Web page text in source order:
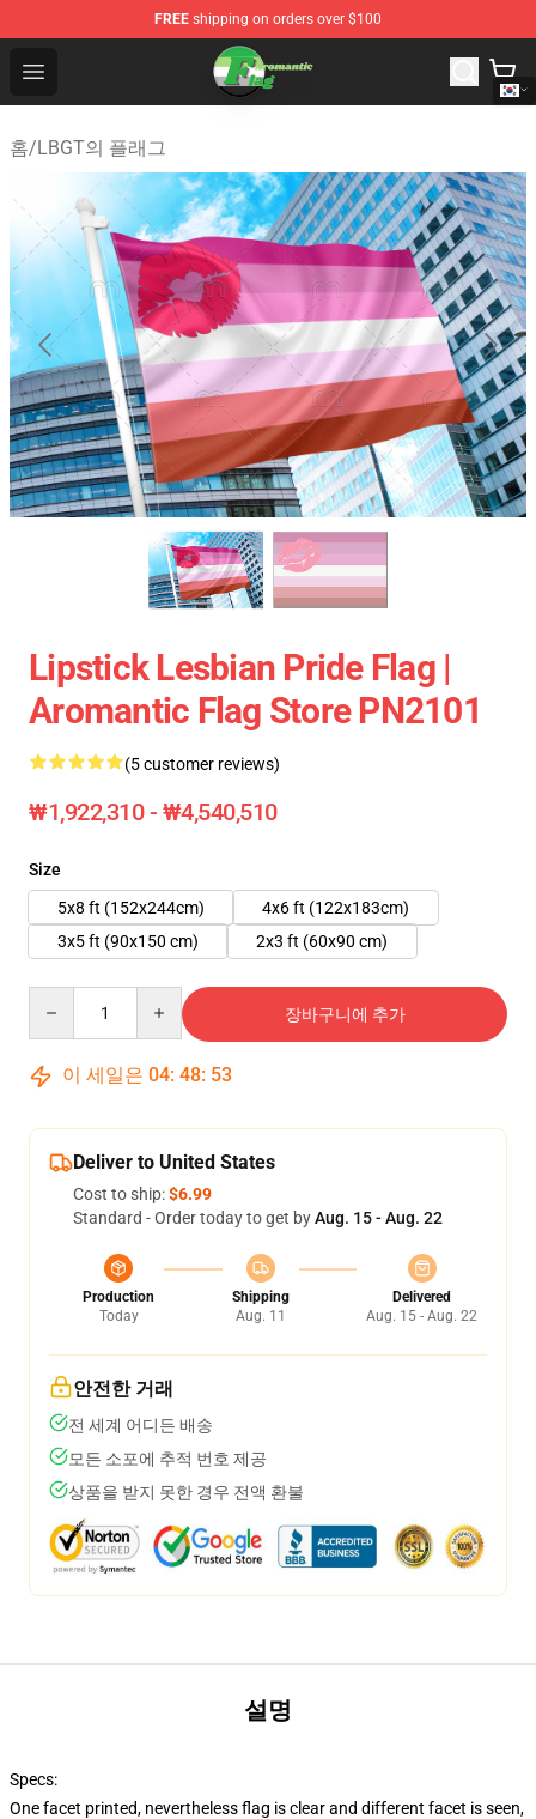
FREE shipping on orders over $100
Open menu
Aromantic Flag Shop - The Best Store of Aromantic Flag
홈/LBGT의 플래그
Lipstick Lesbian Pride Flag |
Aromantic Flag Store PN2101
(5 customer reviews)
₩1,922,310 - ₩4,540,510
Size
5x8 ft (152x244cm)
4x6 ft (122x183cm)
3x5 ft (90x150 cm)
2x3 ft (60x90 cm)
장바구니에 추가
이 세일은 04: 48: 53
Deliver to United States
Cost to ship:$6.99
Standard - Order today to get byAug. 15 - Aug. 22
Production
Today
Shipping
Aug. 11
Delivered
Aug. 15 - Aug. 22
안전한 거래
전 세계 어디든 배송
모든 소포에 추적 번호 제공
상품을 받지 못한 경우 전액 환불
설명
Specs:
One facet printed, nevertheless flag is clear and different facet is seen,